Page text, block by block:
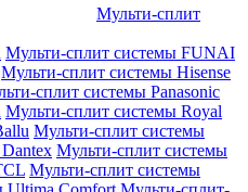
Мульти-сплит
Мульти-сплит системы FUNAI
Мульти-сплит системы Hisense
сплит системы Panasonic
Мульти-сплит системы Royal
Мульти-сплит системы
Мульти-сплит системы
Мульти-сплит системы